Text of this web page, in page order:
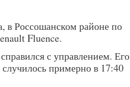
в Россошанском районе по
Fluence.
с управлением. Его
примерно в 17:40